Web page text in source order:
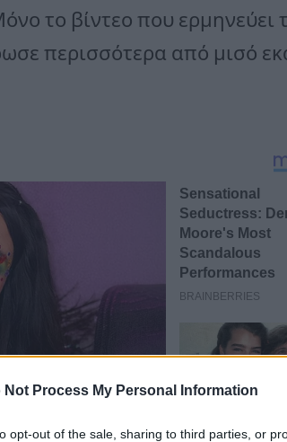
Not Process My Personal Information
opt-out of the sale, sharing to third parties, or
το βίντεο που ερμηνεύει
περισσότερα από μισό